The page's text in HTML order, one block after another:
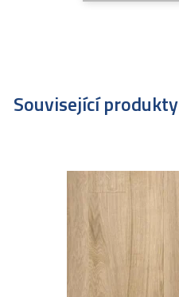
Související produkty